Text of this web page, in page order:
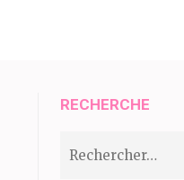
RECHERCHE